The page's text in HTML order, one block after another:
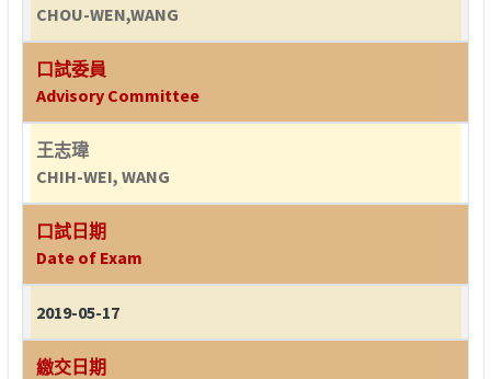
CHOU-WEN,WANG
口試委員
Advisory Committee
王志瑋
CHIH-WEI, WANG
口試日期
Date of Exam
2019-05-17
繳交日期